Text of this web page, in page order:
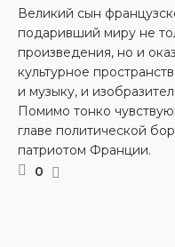
Великий сын
подаривший миру не
произведения, но и
культурное
и музыку, и
Помимо тонко
главе политической
патриотом Франции.
0